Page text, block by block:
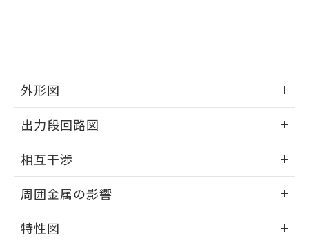
外形図
外形図
出力段回路図
出力段回路図
相互干渉
相互干渉
周囲金属の影響
特性図
指します。
51物質の非含有証明書（当社基準）
※本証明書は発行日時点で非含有を証明す
ものではありません。
また、RoHS指令のフタル酸エステル類４
物質の対応では、対応完了までの期間は出
荷製品に未対応品が混在することから備考
欄に対応日を記載しておりました。
既に当社にて対応品への在庫切替を完了
していることから、特段のことがない限
す。